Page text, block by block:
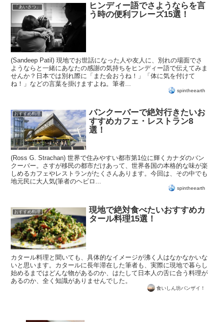
「あいさつ」
ヒンディー語でさようならを言
う時の便利フレーズ15選！
(Sandeep Patil) 現地でお世話になった人や友人に、別れの場面でさ
ようならと一緒にあなたの感謝の気持ちをヒンディー語で伝えてみま
せんか？日本では別れ際に「また会おうね！」「体に気を付けて
ね！」などの言葉を掛けますよね。筆者...
spintheearth
おすすめ料理
バンクーバーで絶対行きたいお
すすめカフェ・レストラン8
選！
(Ross G. Strachan) 世界で住みやすい都市第1位に輝くカナダのバン
クーバー。さすが移民の都市だけあって、世界各国の本格的な味が楽
しめるカフェやレストランがたくさんあります。今回は、その中でも
地元民に大人気(筆者のヘビロ...
spintheearth
おすすめ料理
現地で絶対食べたいおすすめカ
タール料理15選！
カタール料理と聞いても、具体的なイメージが沸く人はなかなかいな
いと思います。カタールに長年滞在した筆者も、実際に現地で暮らし
始めるまではどんな物があるのか、はたして日本人の舌に合う料理が
あるのか、全く知識がありませんでした。
食いしん坊バンザイ！